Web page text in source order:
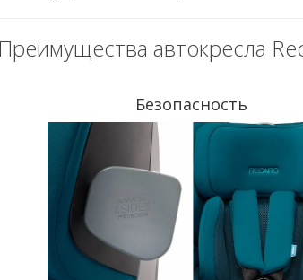
Преимущества автокресла
Безопасность